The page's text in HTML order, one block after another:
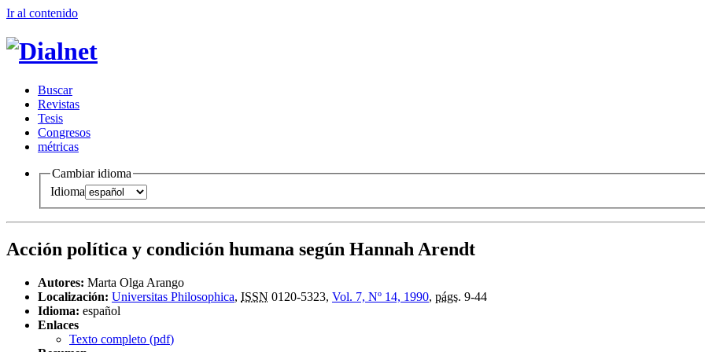
Ir al contenido
Buscar
Revistas
Tesis
Congresos
métricas
Cambiar idioma
Idioma
Acción política y condición humana según Hannah Arendt
Autores: Marta Olga Arango
Localización: Universitas Philosophica, ISSN 0120-5323, Vol. 7, Nº 14, 1990, págs. 9-44
Idioma: español
Enlaces
Texto completo (pdf)